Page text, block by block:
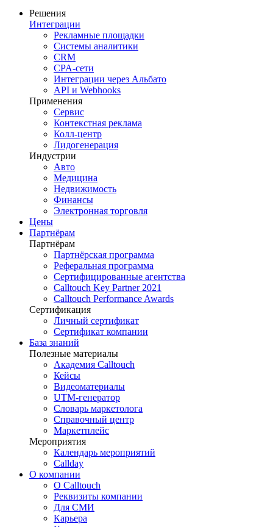
Решения
Интеграции
Рекламные площадки
Системы аналитики
CRM
CPA-сети
Интеграции через Альбато
API и Webhooks
Применения
Сервис
Контекстная реклама
Колл-центр
Лидогенерация
Индустрии
Авто
Медицина
Недвижимость
Финансы
Электронная торговля
Цены
Партнёрам
Партнёрам
Партнёрская программа
Реферальная программа
Сертифицированные агентства
Calltouch Key Partner 2021
Calltouch Performance Awards
Сертификация
Личный сертификат
Сертификат компании
База знаний
Полезные материалы
Академия Calltouch
Кейсы
Видеоматериалы
UTM-генератор
Словарь маркетолога
Справочный центр
Маркетплейс
Мероприятия
Календарь мероприятий
Callday
О компании
О Calltouch
Реквизиты компании
Для СМИ
Карьера